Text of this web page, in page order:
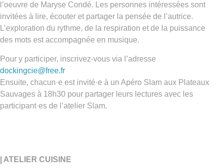
l’oeuvre de Maryse Condé. Les personnes intéressées sont
invitées à lire, écouter et partager la pensée de l’autrice.
L’exploration du rythme, de la respiration et de la puissance
des mots est accompagnée en musique.
Pour y participer, inscrivez-vous via l’adresse
dockingcie@free.fr
Ensuite, chacun·e est invité·e à un Apéro Slam aux Plateaux
Sauvages à 18h30 pour partager leurs lectures avec les
participant·es de l’atelier Slam.
| ATELIER CUISINE